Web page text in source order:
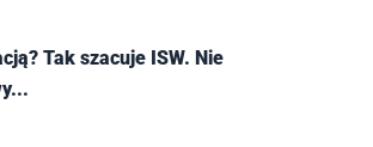
Tak szacuje ISW. Nie